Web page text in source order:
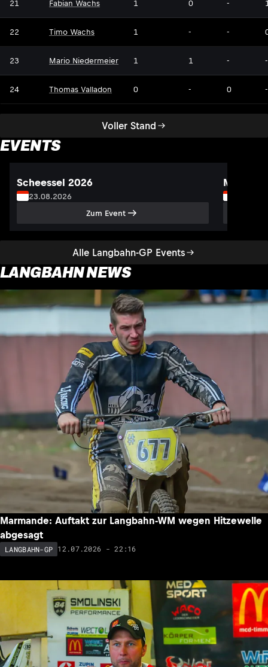
Voller Stand
21 Fabian Wachs 1 0 -
22 Timo Wachs 1 - -
23 Mario Niedermeier 1 1 - -
24 Thomas Valladon 0 - 0 -
EVENTS
Alle Langbahn-GP Events
Scheessel 2026
23.08.2026
Zum Event
Morizes
LANGBAHN NEWS
Marmande: Auftakt zur Langbahn-WM wegen Hitzewelle
abgesagt
LANGBAHN-GP 12.07.2026 - 22:16